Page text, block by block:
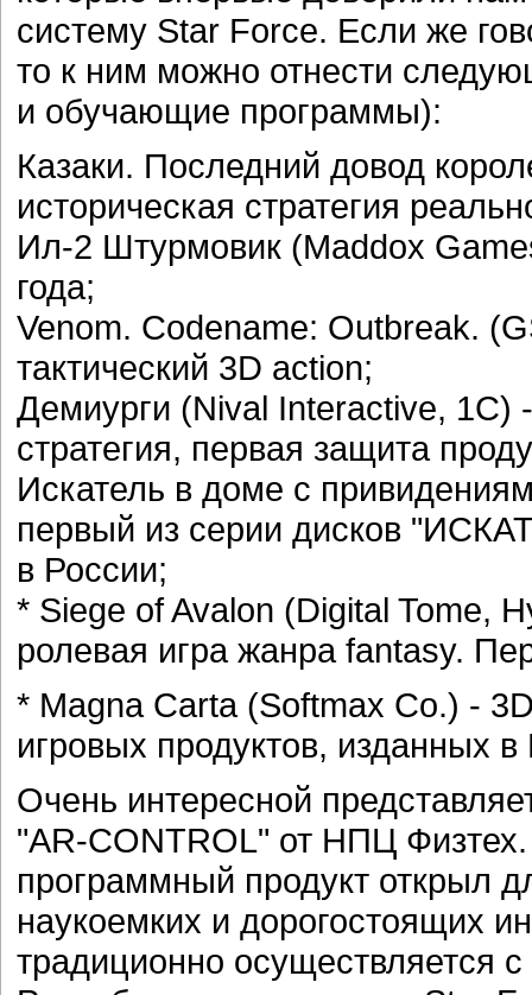
систему Star Force. Если же
то к ним можно отнести
и обучающие программы):
Казаки. Последний довод
историческая стратегия
Ил-2 Штурмовик (Maddox
года;
Venom. Codename: Outbreak.
тактический 3D action;
Демиурги (Nival Interactive, 1С)
стратегия, первая защита
Искатель в доме с
первый из серии дисков
в России;
* Siege of Avalon (Digital Tome,
ролевая игра жанра fantasy.
* Magna Carta (Softmax Co.) -
игровых продуктов, изданных
Очень интересной
"AR-CONTROL" от НПЦ
программный продукт открыл
наукоемких и дорогостоящих
традиционно осуществляется